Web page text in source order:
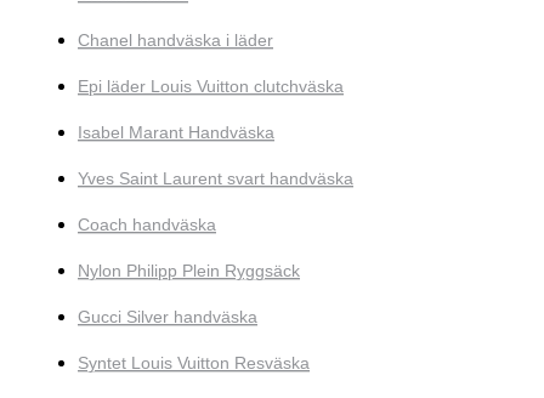
Chanel handväska i läder
Epi läder Louis Vuitton clutchväska
Isabel Marant Handväska
Yves Saint Laurent svart handväska
Coach handväska
Nylon Philipp Plein Ryggsäck
Gucci Silver handväska
Syntet Louis Vuitton Resväska